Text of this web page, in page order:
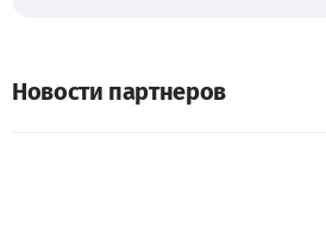
Новости партнеров